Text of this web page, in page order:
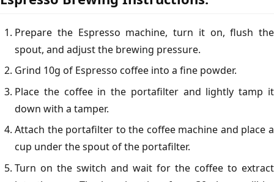
Prepare the Espresso machine, turn it on, flush the
spout, and adjust the brewing pressure.
Grind 10g of Espresso coffee into a fine powder.
Place the coffee in the portafilter and lightly tamp it
down with a tamper.
Attach the portafilter to the coffee machine and place a
cup under the spout of the portafilter.
Turn on the switch and wait for the coffee to extract